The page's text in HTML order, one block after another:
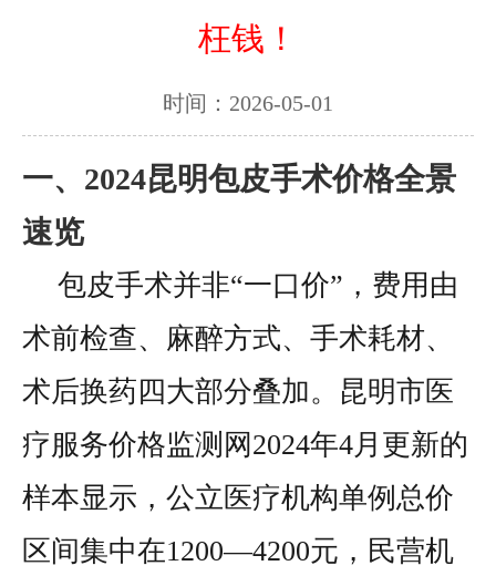
枉钱！
时间：2026-05-01
一、2024昆明包皮手术价格全景
速览
包皮手术并非“一口价”，费用由
术前检查、麻醉方式、手术耗材、
术后换药四大部分叠加。昆明市医
疗服务价格监测网2024年4月更新的
样本显示，公立医疗机构单例总价
区间集中在1200—4200元，民营机